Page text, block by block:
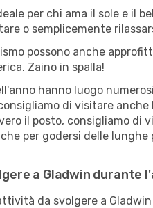
per chi ama il sole e il
o semplicemente
possono anche
Zaino in spalla!
hanno luogo
di visitare
il posto, consigliamo di
per godersi delle
a Gladwin durante
da svolgere a